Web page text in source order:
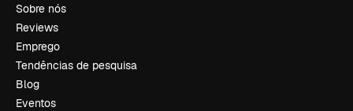
Sobre nós
Reviews
Emprego
Tendências de pesquisa
Blog
Eventos